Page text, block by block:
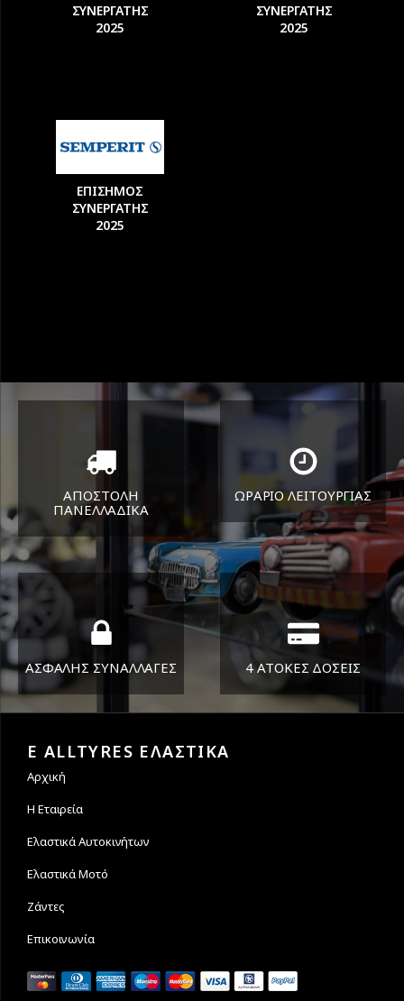
ΣΥΝΕΡΓΑΤΗΣ
2025
ΣΥΝΕΡΓΑΤΗΣ
2025
ΕΠΙΣΗΜΟΣ
ΣΥΝΕΡΓΑΤΗΣ
2025
ΑΠΟΣΤΟΛΗ
ΠΑΝΕΛΛΑΔΙΚA
Όπου και αν είστε θα σας
στείλουμε τα ελαστικά σας
ΩΡΑΡΙΟ ΛΕΙΤΟΥΡΓΙΑΣ
ΔΕΥ-ΠΑΡ 8:30-17:30
ΣΑΒ 8:30-13:30
ΑΣΦΑΛΗΣ ΣΥΝΑΛΛΑΓΕΣ 4 ΑΤΟΚΕΣ ΔΟΣΕΙΣ
E ALLTYRES ΕΛΑΣΤΙΚΑ
Αρχική
Η Εταιρεία
Ελαστικά Αυτοκινήτων
Ελαστικά Μοτό
Ζάντες
Επικοινωνία